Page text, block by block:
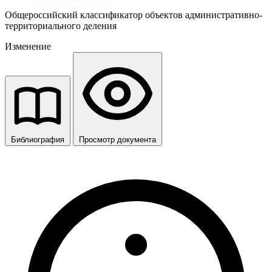
Общероссийский классификатор объектов административно-
территориального деления
Изменение
Библиография Просмотр документа